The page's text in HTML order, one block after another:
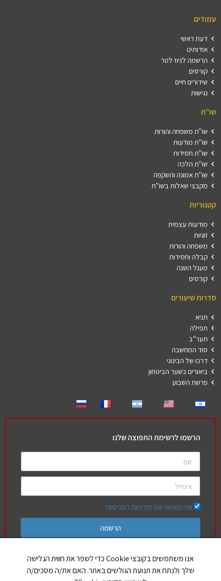
עמודים
דעת ראשי
אודותינו
הרשמה לניוז לטר
קורסים
שידורים חיים
נגישות
שו"ת
שו"ת משפחה והורות
שו"ת מודעות
שו"ת חסידות
שו"ת הלכה
שו"ת אמונה והשקפה
מקבצי שאלות בשו"ת
קטגוריות
מודעות עצמית
זוגיות
משפחה והורות
קבלה וחסידות
מעגל השנה
קורסים
סדרות שיעורים
תניא
תפילה
תער"ב
סוד המחשבה
דרכו של הבינוני
ביאורים בשער הביטחון
פרשת השבוע
הרשמו לרשימת התפוצה שלנו
אני מאשר את מדיניות הפרטיות
הרשמה
חברים שלנו
אנו משתמשים בקובצי Cookie כדי לשפר את חווית הגלישה
שלך ולנתח את תנועת הגולשים באתר. האם את/ה מסכים/ה